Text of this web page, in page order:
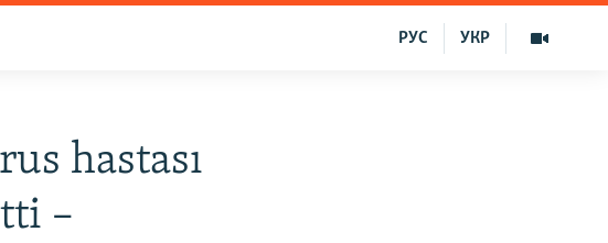
УКР
РУС
hastası
–